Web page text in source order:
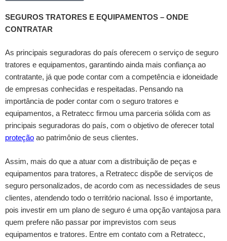
SEGUROS TRATORES E EQUIPAMENTOS – ONDE
CONTRATAR
As principais seguradoras do país oferecem o serviço de seguro
tratores e equipamentos, garantindo ainda mais confiança ao
contratante, já que pode contar com a competência e idoneidade
de empresas conhecidas e respeitadas. Pensando na
importância de poder contar com o seguro tratores e
equipamentos, a Retratecc firmou uma parceria sólida com as
principais seguradoras do país, com o objetivo de oferecer total
proteção ao patrimônio de seus clientes.
Assim, mais do que a atuar com a distribuição de peças e
equipamentos para tratores, a Retratecc dispõe de serviços de
seguro personalizados, de acordo com as necessidades de seus
clientes, atendendo todo o território nacional. Isso é importante,
pois investir em um plano de seguro é uma opção vantajosa para
quem prefere não passar por imprevistos com seus
equipamentos e tratores. Entre em contato com a Retratecc,